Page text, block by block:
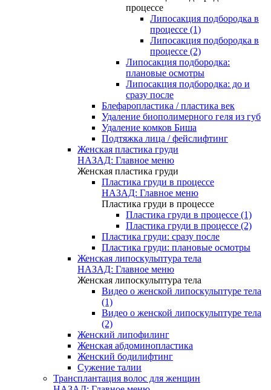
процессе
Липосакция подбородка в
процессе (1)
Липосакция подбородка в
процессе (2)
Липосакция подбородка:
плановые осмотры
Липосакция подбородка: до и
сразу после
Блефаропластика / пластика век
Удаление биополимерного геля из губ
Удаление комков Биша
Подтяжка лица / фейслифтинг
Женская пластика груди
НАЗАД: Главное меню
Женская пластика груди
Пластика груди в процессе
НАЗАД: Главное меню
Пластика груди в процессе
Пластика груди в процессе (1)
Пластика груди в процессе (2)
Пластика груди: сразу после
Пластика груди: плановые осмотры
Женская липоскульптура тела
НАЗАД: Главное меню
Женская липоскульптура тела
Видео о женской липоскульптуре тела
(1)
Видео о женской липоскульптуре тела
(2)
Женский липофилинг
Женская абдоминопластика
Женский бодилифтинг
Сужение талии
Трансплантация волос для женщин